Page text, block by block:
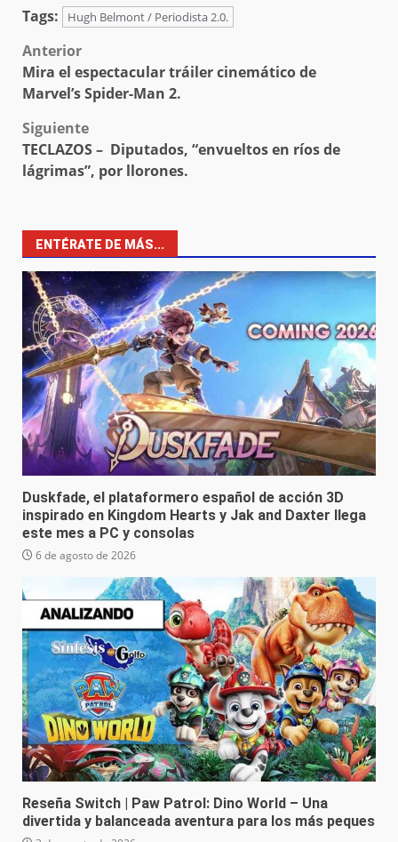
Tags: Hugh Belmont / Periodista 2.0.
Post
navigation
Anterior
Mira el espectacular tráiler cinemático de
Marvel’s Spider-Man 2.
Siguiente
TECLAZOS – Diputados, “envueltos en ríos de
lágrimas”, por llorones.
ENTÉRATE DE MÁS...
Duskfade, el plataformero español de acción 3D
inspirado en Kingdom Hearts y Jak and Daxter llega
este mes a PC y consolas
6 de agosto de 2026
Reseña Switch | Paw Patrol: Dino World – Una
divertida y balanceada aventura para los más peques